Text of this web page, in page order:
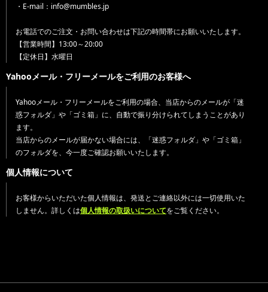
・E-mail：info@mumbles.jp
お電話でのご注文・お問い合わせは下記の時間帯にお願いいたします。
【営業時間】13:00～20:00
【定休日】水曜日
Yahooメール・フリーメールをご利用のお客様へ
Yahooメール・フリーメールをご利用の場合、当店からのメールが「迷
惑フォルダ」や「ゴミ箱」に、自動で振り分けられてしまうことがあり
ます。
当店からのメールが届かない場合には、「迷惑フォルダ」や「ゴミ箱」
のフォルダを、今一度ご確認お願いいたします。
個人情報について
お客様からいただいた個人情報は、発送とご連絡以外には一切使用いた
しません。詳しくは個人情報の取扱いについてをご覧ください。